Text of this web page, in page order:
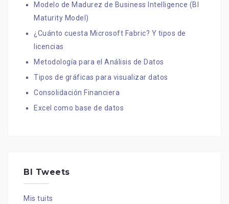
Modelo de Madurez de Business Intelligence (BI
Maturity Model)
¿Cuánto cuesta Microsoft Fabric? Y tipos de
licencias
Metodología para el Análisis de Datos
Tipos de gráficas para visualizar datos
Consolidación Financiera
Excel como base de datos
BI Tweets
Mis tuits